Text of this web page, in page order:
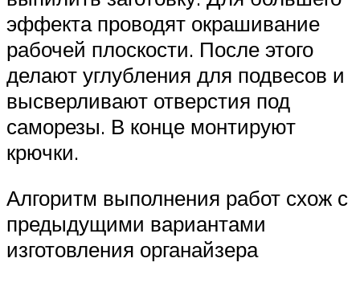
эффекта проводят окрашивание
рабочей плоскости. После этого
делают углубления для подвесов и
высверливают отверстия под
саморезы. В конце монтируют
крючки.
Алгоритм выполнения работ схож с
предыдущими вариантами
изготовления органайзера